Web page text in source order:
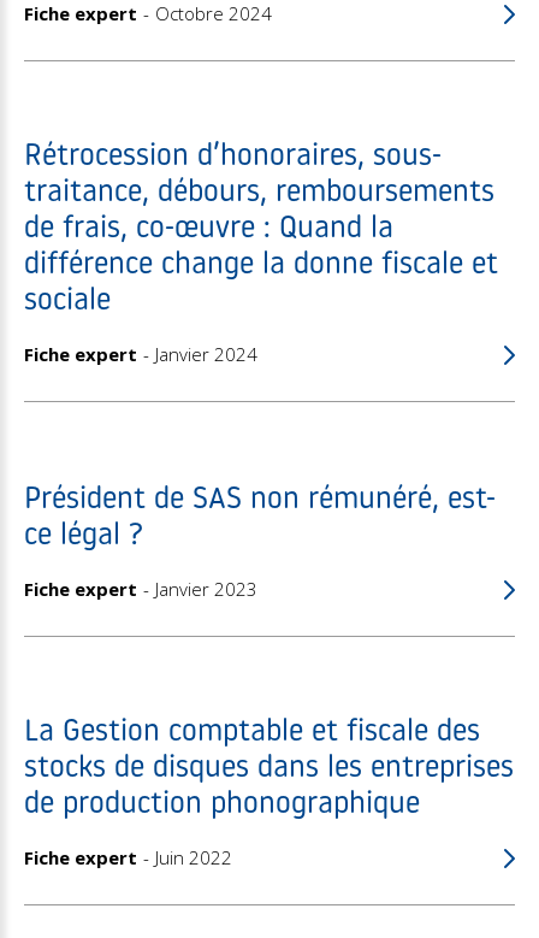
Fiche expert Octobre 2024
Rétrocession d’honoraires, sous-
traitance, débours, remboursements
de frais, co-œuvre : Quand la
différence change la donne fiscale et
sociale
Fiche expert Janvier 2024
Président de SAS non rémunéré, est-
ce légal ?
Fiche expert Janvier 2023
La Gestion comptable et fiscale des
stocks de disques dans les entreprises
de production phonographique
Fiche expert Juin 2022